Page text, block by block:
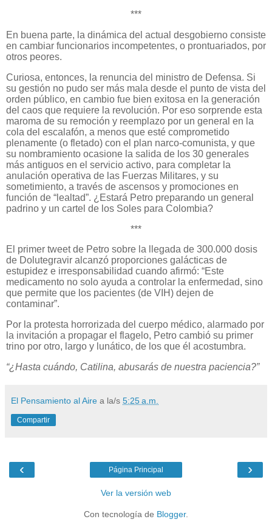
***
En buena parte, la dinámica del actual desgobierno consiste
en cambiar funcionarios incompetentes, o prontuariados, por
otros peores.
Curiosa, entonces, la renuncia del ministro de Defensa. Si
su gestión no pudo ser más mala desde el punto de vista del
orden público, en cambio fue bien exitosa en la generación
del caos que requiere la revolución. Por eso sorprende esta
maroma de su remoción y reemplazo por un general en la
cola del escalafón, a menos que esté comprometido
plenamente (o fletado) con el plan narco-comunista, y que
su nombramiento ocasione la salida de los 30 generales
más antiguos en el servicio activo, para completar la
anulación operativa de las Fuerzas Militares, y su
sometimiento, a través de ascensos y promociones en
función de “lealtad”. ¿Estará Petro preparando un general
padrino y un cartel de los Soles para Colombia?
***
El primer tweet de Petro sobre la llegada de 300.000 dosis
de Dolutegravir alcanzó proporciones galácticas de
estupidez e irresponsabilidad cuando afirmó: “Este
medicamento no solo ayuda a controlar la enfermedad, sino
que permite que los pacientes (de VIH) dejen de
contaminar”.
Por la protesta horrorizada del cuerpo médico, alarmado por
la invitación a propagar el flagelo, Petro cambió su primer
trino por otro, largo y lunático, de los que él acostumbra.
“¿Hasta cuándo, Catilina, abusarás de nuestra paciencia?”
El Pensamiento al Aire a la/s 5:25 a.m.
Compartir
‹ ›
Página Principal
Ver la versión web
Con tecnología de Blogger.